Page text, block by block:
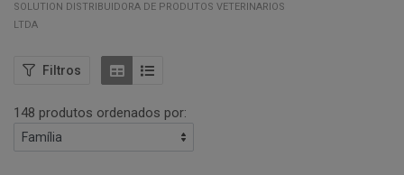
SOLUTION DISTRIBUIDORA DE PRODUTOS VETERINARIOS
LTDA
Filtros
148 produtos ordenados por: